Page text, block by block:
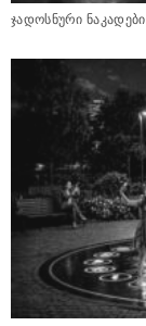
ჯადოსნური ნაკადები